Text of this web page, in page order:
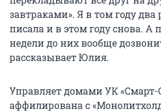
завтраками». Я в том году два
писала и в этом году снова. А
недели до них вообще
рассказывает Юлия.
Управляет домами УК «Смарт-
аффилирована с